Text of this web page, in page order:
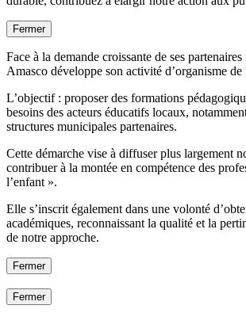
Fermer
Face à la demande croissante de ses
Amasco développe son activité d’organisme
L’objectif : proposer des formations
besoins des acteurs éducatifs locaux,
structures municipales partenaires.
Cette démarche vise à diffuser plus largement
contribuer à la montée en compétence des
l’enfant ».
Elle s’inscrit également dans une volonté
académiques, reconnaissant la qualité et la
de notre approche.
Fermer
Fermer